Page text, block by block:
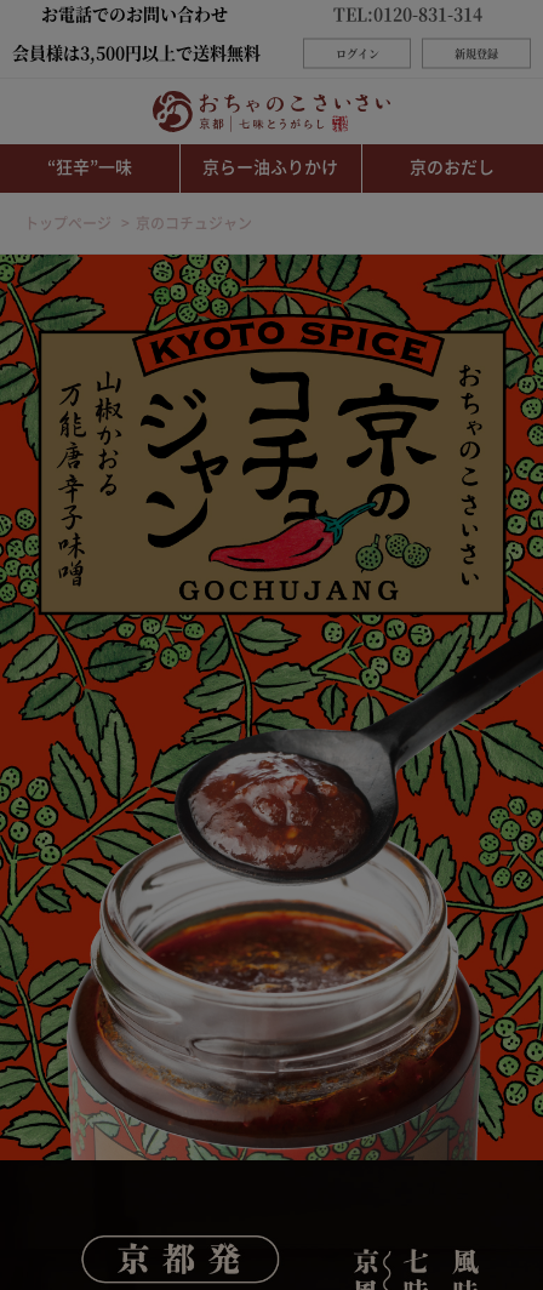
お電話でのお問い合わせ
TEL:0120-831-314
会員様は3,500円以上で送料無料
ログイン 新規登録
“狂辛”一味 京らー油ふりかけ 京のおだし
トップページ 京のコチュジャン